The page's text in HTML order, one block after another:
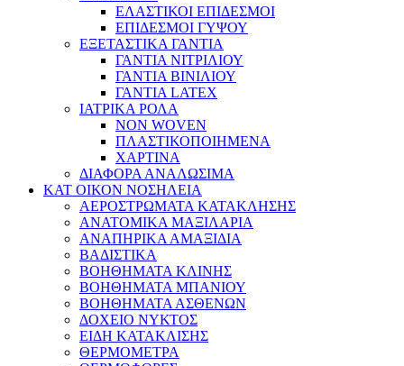
ΕΛΑΣΤΙΚΟΙ ΕΠΙΔΕΣΜΟΙ
ΕΠΙΔΕΣΜΟΙ ΓΥΨΟΥ
ΕΞΕΤΑΣΤΙΚΑ ΓΑΝΤΙΑ
ΓΑΝΤΙΑ ΝΙΤΡΙΛΙΟΥ
ΓΑΝΤΙΑ ΒΙΝΙΛΙΟΥ
ΓΑΝΤΙΑ LATEX
ΙΑΤΡΙΚΑ ΡΟΛΑ
NON WOVEN
ΠΛΑΣΤΙΚΟΠΟΙΗΜΕΝΑ
ΧΑΡΤΙΝΑ
ΔΙΑΦΟΡΑ ΑΝΑΛΩΣΙΜΑ
ΚΑΤ ΟΙΚΟΝ ΝΟΣΗΛΕΙΑ
ΑΕΡΟΣΤΡΩΜΑΤΑ ΚΑΤΑΚΛΗΣΗΣ
ΑΝΑΤΟΜΙΚΑ ΜΑΞΙΛΑΡΙΑ
ΑΝΑΠΗΡΙΚΑ ΑΜΑΞΙΔΙΑ
ΒΑΔΙΣΤΙΚΑ
ΒΟΗΘΗΜΑΤΑ ΚΛΙΝΗΣ
ΒΟΗΘΗΜΑΤΑ ΜΠΑΝΙΟΥ
ΒΟΗΘΗΜΑΤΑ ΑΣΘΕΝΩΝ
ΔΟΧΕΙΟ ΝΥΚΤΟΣ
ΕΙΔΗ ΚΑΤΑΚΛΙΣΗΣ
ΘΕΡΜΟΜΕΤΡΑ